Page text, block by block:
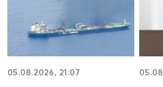
05.08.2026, 21:07